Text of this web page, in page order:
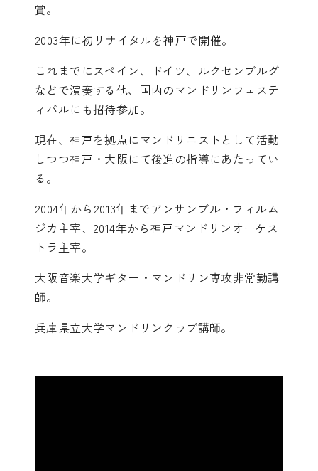
賞。
2003年に初リサイタルを神戸で開催。
これまでにスペイン、ドイツ、ルクセンブルグ
などで演奏する他、国内のマンドリンフェステ
ィバルにも招待参加。
現在、神戸を拠点にマンドリニストとして活動
しつつ神戸・大阪にて後進の指導にあたってい
る。
2004年から2013年までアンサンブル・フィルム
ジカ主宰、2014年から神戸マンドリンオーケス
トラ主宰。
大阪音楽大学ギター・マンドリン専攻非常勤講
師。
兵庫県立大学マンドリンクラブ講師。